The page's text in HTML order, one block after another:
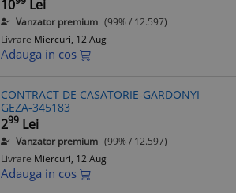
10 Lei
Vanzator premium (99% / 12.597)
Livrare Miercuri, 12 Aug
Adauga in cos
CONTRACT DE CASATORIE-GARDONYI
GEZA-345183
299 Lei
Vanzator premium (99% / 12.597)
Livrare Miercuri, 12 Aug
Adauga in cos